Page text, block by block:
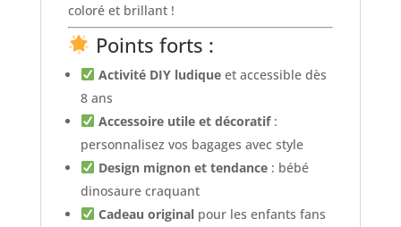
coloré et brillant !
Points forts :
Activité DIY ludiqueet accessible dès
8 ans
Accessoire utile et décoratif:
personnalisez vos bagages avec style
Design mignon et tendance: bébé
dinosaure craquant
Cadeau originalpour les enfants fans